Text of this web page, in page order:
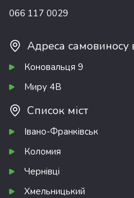
066 117 0029
Адреса самовиносу
Коновальця 9
Миру 4В
Список міст
Івано-Франківськ
Коломия
Чернівці
Хмельницький